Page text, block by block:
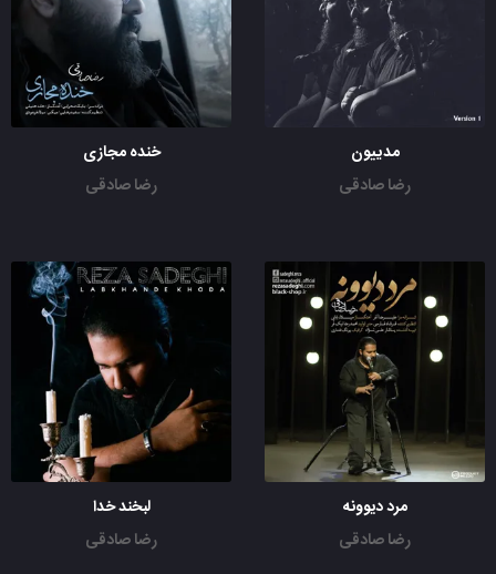
مدییون
رضا صادقی
خنده مجازی
رضا صادقی
مرد دیوونه
رضا صادقی
لبخند خدا
رضا صادقی